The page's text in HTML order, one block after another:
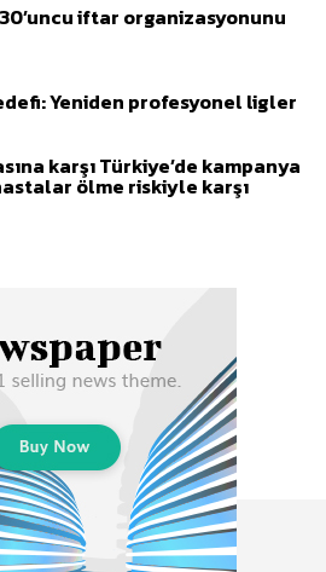
iftar organizasyonunu
Yeniden profesyonel ligler
karşı Türkiye’de kampanya
ölme riskiyle karşı